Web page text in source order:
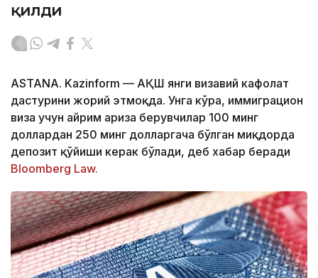
қилди
ASTANA. Kazinform — АҚШ янги визавий кафолат
дастурини жорий этмоқда. Унга кўра, иммиграцион
виза учун айрим ариза берувчилар 100 минг
доллардан 250 минг долларгача бўлган миқдорда
депозит қўйиши керак бўлади, деб хабар беради
Bloomberg Law.